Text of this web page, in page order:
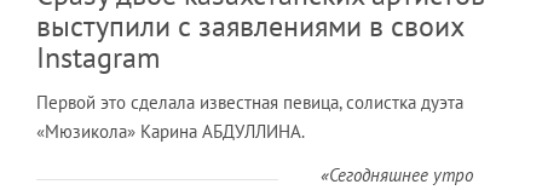
выступили с заявлениями в своих
Instagram
Первой это сделала известная певица, солистка дуэта
«Мюзикола» Карина АБДУЛЛИНА.
«Сегодняшнее утро